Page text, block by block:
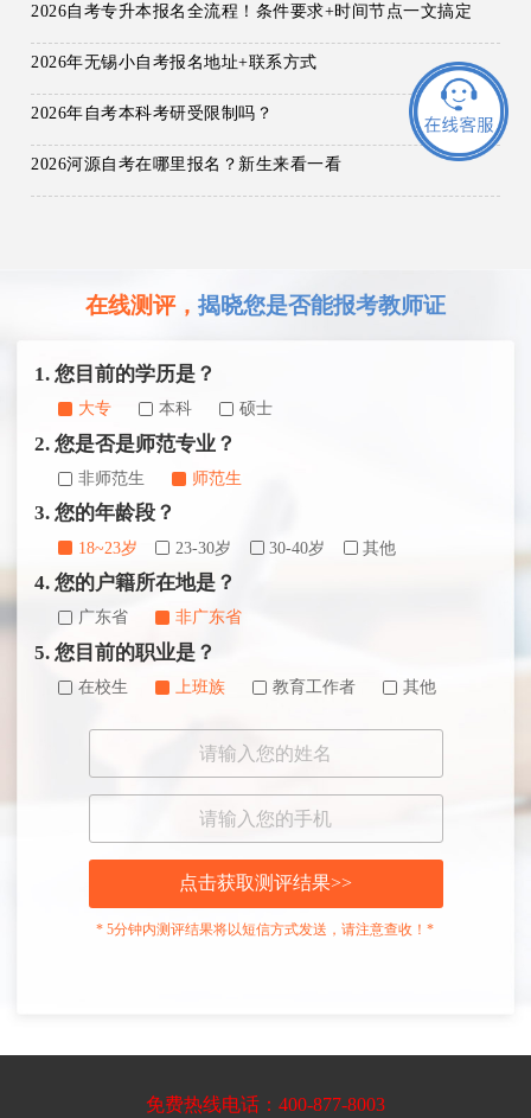
2026自考专升本报名全流程！条件要求+时间节点一文搞定
2026年无锡小自考报名地址+联系方式
2026年自考本科考研受限制吗？
2026河源自考在哪里报名？新生来看一看
在线测评， 揭晓您是否能报考教师证
1. 您目前的学历是？
大专 本科 硕士
2. 您是否是师范专业？
非师范生 师范生
3. 您的年龄段？
18~23岁 23-30岁 30-40岁 其他
4. 您的户籍所在地是？
广东省 非广东省
5. 您目前的职业是？
在校生 上班族 教育工作者 其他
点击获取测评结果>>
* 5分钟内测评结果将以短信方式发送，请注意查收！*
免费热线电话：400-877-8003